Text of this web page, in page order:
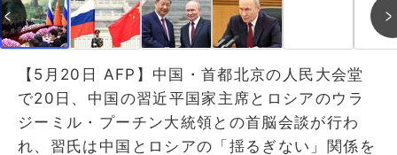
【5月20日 AFP】中国・首都北京の人民大会堂
で20日、中国の習近平国家主席とロシアのウラ
ジーミル・プーチン大統領との首脳会談が行わ
れ、習氏は中国とロシアの「揺るぎない」関係を